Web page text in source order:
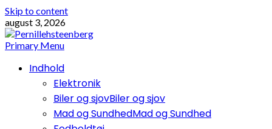
Skip to content
august 3, 2026
Primary Menu
Indhold
Elektronik
Biler og sjovBiler og sjov
Mad og SundhedMad og Sundhed